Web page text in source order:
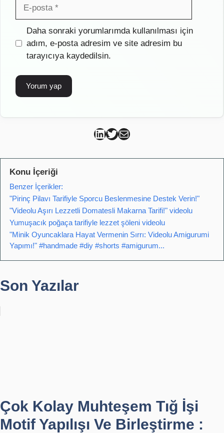
posta
İnternet
sitesi
Daha sonraki yorumlarımda kullanılması için
adım, e-posta adresim ve site adresim bu
tarayıcıya kaydedilsin.
Can Kütahya Linkedin
Can Kütahya Twitter
Can Kütahya Mail
Konu İçeriği
Benzer İçerikler:
"Pirinç Pilavı Tarifiyle Sporcu Beslenmesine Destek Verin!"
"Videolu Aşırı Lezzetli Domatesli Makarna Tarifi!" videolu
Yumuşacık poğaça tarifiyle lezzet şöleni videolu
"Minik Oyuncaklara Hayat Vermenin Sırrı: Videolu Amigurumi
Yapımı!" #handmade #diy #shorts #amigurum...
Son Yazılar
Çok Kolay Muhteşem Tığ İşi
Motif Yapılışı Ve Birleştirme :